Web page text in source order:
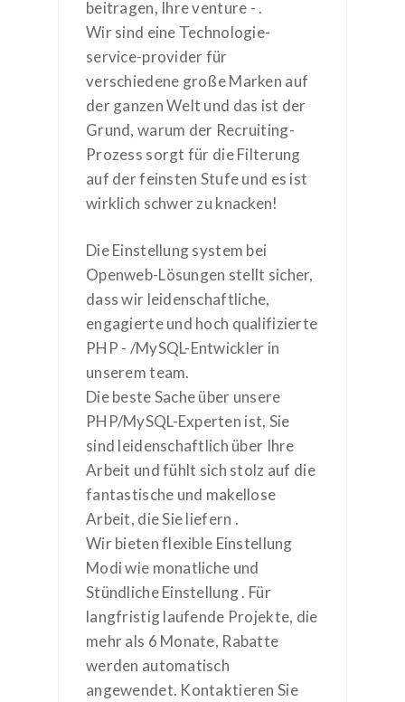
beitragen, Ihre venture - .
Wir sind eine Technologie-
service-provider für
verschiedene große Marken auf
der ganzen Welt und das ist der
Grund, warum der Recruiting-
Prozess sorgt für die Filterung
auf der feinsten Stufe und es ist
wirklich schwer zu knacken!
Die Einstellung system bei
Openweb-Lösungen stellt sicher,
dass wir leidenschaftliche,
engagierte und hoch qualifizierte
PHP - /MySQL-Entwickler in
unserem team.
Die beste Sache über unsere
PHP/MySQL-Experten ist, Sie
sind leidenschaftlich über Ihre
Arbeit und fühlt sich stolz auf die
fantastische und makellose
Arbeit, die Sie liefern .
Wir bieten flexible Einstellung
Modi wie monatliche und
Stündliche Einstellung . Für
langfristig laufende Projekte, die
mehr als 6 Monate, Rabatte
werden automatisch
angewendet. Kontaktieren Sie